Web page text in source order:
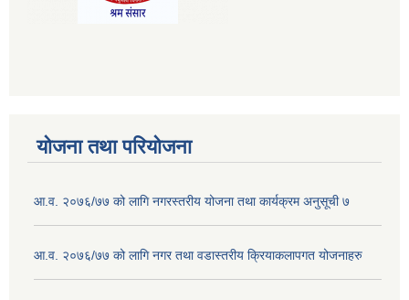
योजना तथा परियोजना
आ.व. २०७६/७७ को लागि नगरस्तरीय योजना तथा कार्यक्रम अनुसूची ७
आ.व. २०७६/७७ को लागि नगर तथा वडास्तरीय क्रियाकलापगत योजनाहरु